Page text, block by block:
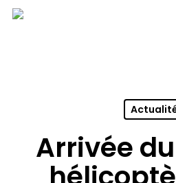
Skip
Arrivée